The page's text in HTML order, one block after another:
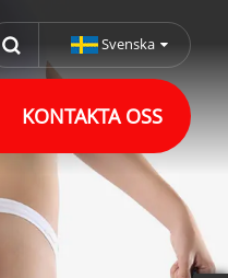
Svenska
KONTAKTA OSS